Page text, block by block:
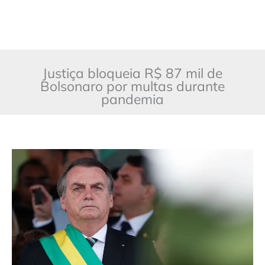
Justiça bloqueia R$ 87 mil de
Bolsonaro por multas durante
pandemia
Justiça
bloqueia
R$
mil
de
Bolsonaro